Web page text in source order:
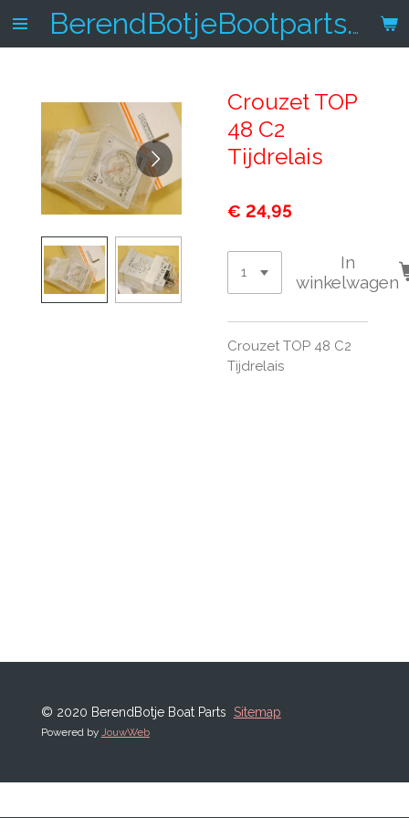
Ga
BerendBotjeBootparts.nl
Crouzet TOP
48 C2
Tijdrelais
€ 24,95
In
winkelwagen
Crouzet TOP 48 C2
Tijdrelais
© 2020 BerendBotje Boat Parts Sitemap
Powered by JouwWeb